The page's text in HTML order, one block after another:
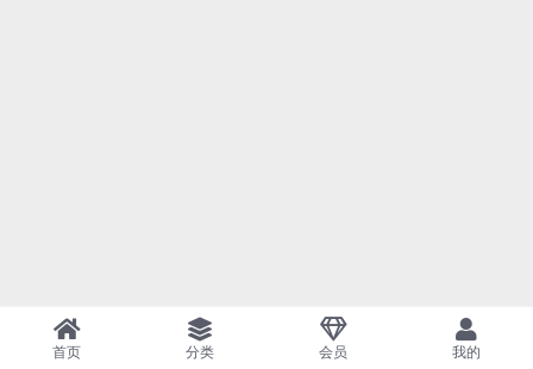
首页 分类 会员 我的